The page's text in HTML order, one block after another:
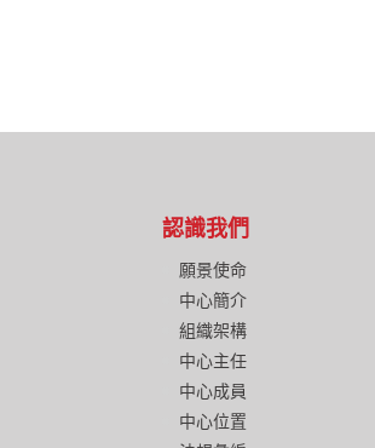
認識我們
願景使命
中心簡介
組織架構
中心主任
中心成員
中心位置